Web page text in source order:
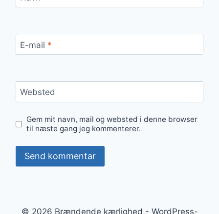
E-mail *
Websted
Gem mit navn, mail og websted i denne browser
til næste gang jeg kommenterer.
© 2026 Brændende kærlighed - WordPress-